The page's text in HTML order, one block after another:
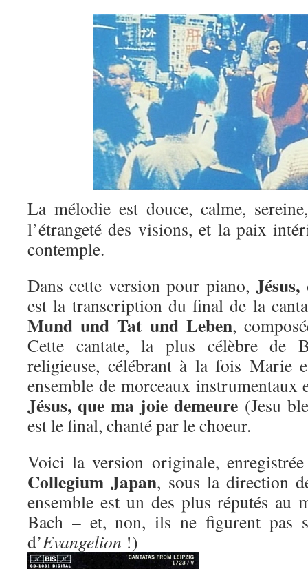
La mélodie est douce, calme,
l’étrangeté des visions, et la paix
contemple.
Dans cette version pour piano,
est la transcription du final de la
Mund und Tat und Leben,
Cette cantate, la plus célèbre de
religieuse, célébrant à la fois Marie
ensemble de morceaux instrumentaux
Jésus, que ma joie demeure (Jesu
est le final, chanté par le choeur.
Voici la version originale,
Collegium Japan, sous la direction
ensemble est un des plus réputés au
Bach – et, non, ils ne figurent pas
d’Evangelion !)